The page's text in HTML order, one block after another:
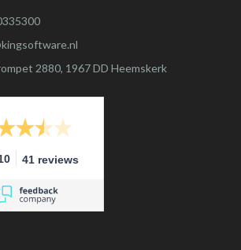
2880, 1967 DD Heemskerk
41 reviews